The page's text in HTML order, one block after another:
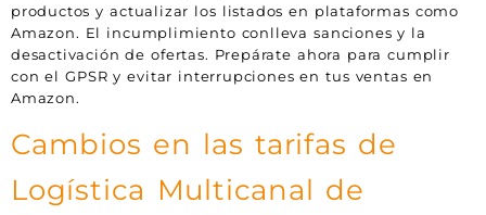
productos y actualizar los listados en plataformas como
Amazon. El incumplimiento conlleva sanciones y la
desactivación de ofertas. Prepárate ahora para cumplir
con el GPSR y evitar interrupciones en tus ventas en
Amazon.
Cambios en las tarifas de
Logística Multicanal de